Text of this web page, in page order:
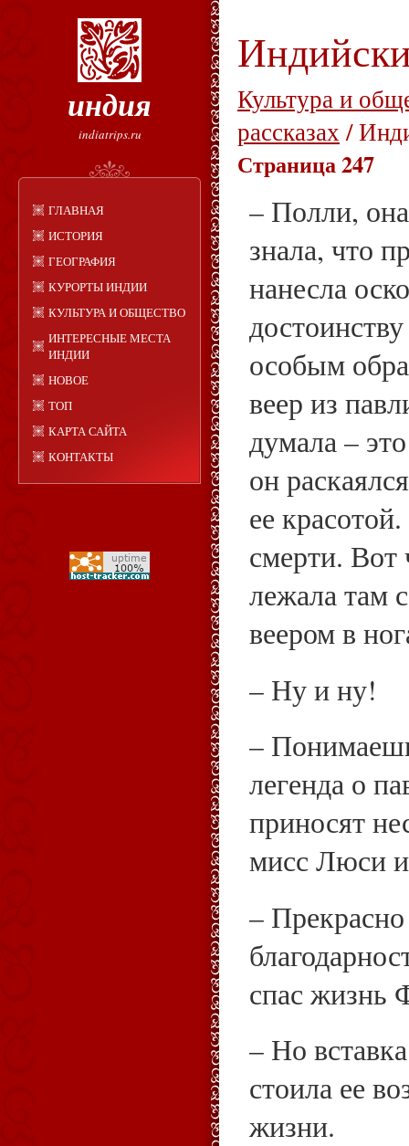
индия
indiatrips.ru
ГЛАВНАЯ
ИСТОРИЯ
ГЕОГРАФИЯ
КУРОРТЫ ИНДИИ
КУЛЬТУРА И ОБЩЕСТВО
ИНТЕРЕСНЫЕ МЕСТА
ИНДИИ
НОВОЕ
ТОП
КАРТА САЙТА
КОНТАКТЫ
Культура и
рассказах/
Страница 247
– Полли,
знала, что
нанесла
особым
веер из
думала –
он
ее
смерти. Вот
лежала там
веером в
– Ну и ну!
–
легенда о
приносят
мисс Люси и
–
спас жизнь
– Но
стоила ее
жизни.